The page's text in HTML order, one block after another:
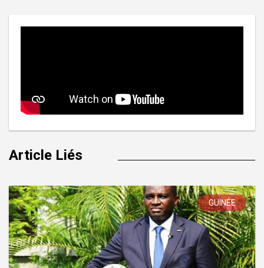
Article Liés
GUINÉE